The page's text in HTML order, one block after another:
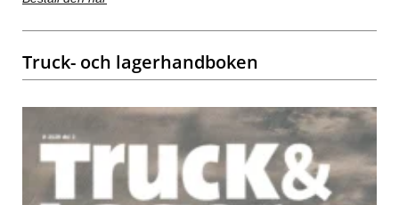
Truck- och lagerhandboken